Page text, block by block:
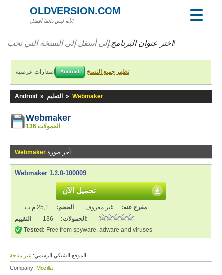
OLDVERSION.COM
لأنه ليس دائما أفضل!
اختر عنوان البرنامج.إلى أسفل إلى النسخة التي تحب!
إصدارات عرضية Android تظهر جميع النسخ
Android » التعليم » Webmaker
Webmaker
136 الحمولات
Webmaker آخر صورة
Webmaker 1.2.0-100009
تحميل الآن
مفرج عنه: غير معروف الحجم:
25,1 م.ب
الحمولات:
136
التقييم:
Tested: Free from spyware, adware and viruses
الموقع الشبكي الرسمي: غير متاحة
Company: Mozilla